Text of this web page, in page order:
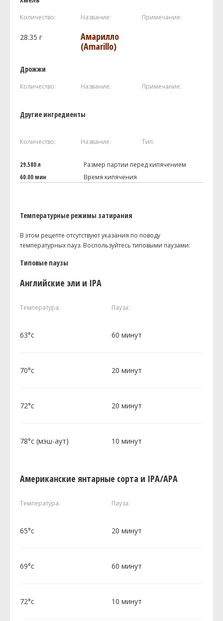
Количество: Название: Примечание:
28.35 г
Амарилло
(Amarillo)
Дрожжи
Количество: Название: Примечание:
Другие ингредиенты
Количество: Название: Тип:
29.580 л
Размер партии перед кипячением
60.00 мин
Время кипячения
Температурные режимы затирания
В этом рецепте отсутствуют указания по поводу
температурных пауз. Воспользуйтесь типовыми паузами:
Типовые паузы
Английские эли и IPA
Температура: Пауза:
63°c 60 минут
70°c 20 минут
72°c 20 минут
78°c (мэш-аут) 10 минут
Американские янтарные сорта и IPA/APA
Температура: Пауза:
65°c 20 минут
69°c 60 минут
72°c 10 минут